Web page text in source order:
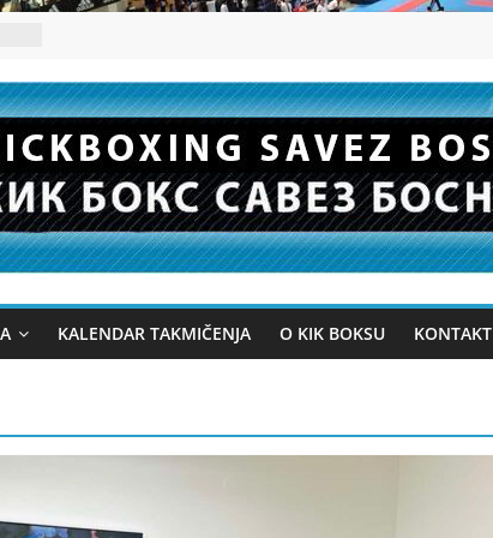
KALENDAR TAKMIČENJA O KIK BOKSU KONTAKT